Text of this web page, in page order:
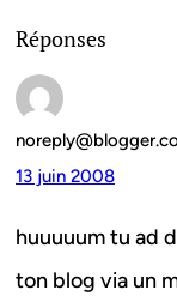
Réponses
13 juin 2008
huuuuum tu ad
ton blog via un